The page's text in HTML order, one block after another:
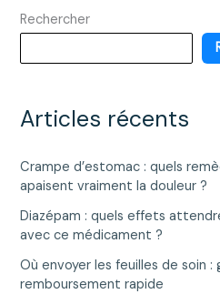
Rechercher
Articles récents
Crampe d’estomac : quels
apaisent vraiment la douleur ?
Diazépam : quels effets
avec ce médicament ?
Où envoyer les feuilles de soin
remboursement rapide